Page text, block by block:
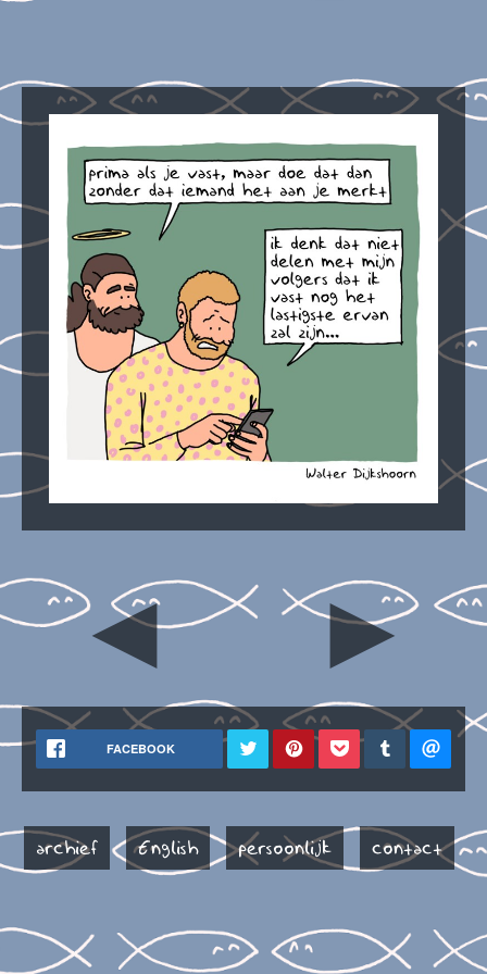
◄ ►
FACEBOOK
archief English persoonlijk contact